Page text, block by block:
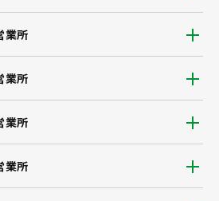
業所
業所
業所
業所